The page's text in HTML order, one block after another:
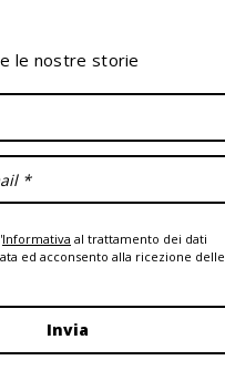
le nostre storie
Informativa al trattamento dei dati
ed acconsento alla ricezione delle